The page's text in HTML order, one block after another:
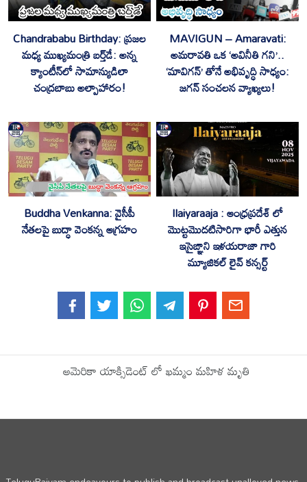
Chandrababu Birthday: ప్రజల
మధ్య ముఖ్యమంత్రి బర్త్‌డే: అన్న
క్యాంటీన్‌లో సామాన్యుడిలా
చంద్రబాబు అల్పాహారం!
MAVIGUN – Amaravati:
అమరావతి ఒక ‘అవినీతి గని’..
‘మావిగన్’ తోనే అభివృద్ధి సాధ్యం:
జగన్ సంచలన వ్యాఖ్యలు!
Buddha Venkanna: వైసీపీ
నేతలపై బుద్ధా వెంకన్న ఆగ్రహం
Ilaiyaraaja : ఆంధ్రప్రదేశ్ లో
మొట్టమొదటిసారిగా భారీ ఎత్తున
ఇసైఙ్ఞాని ఇళయరాజా గారి
మ్యూజికల్ లైవ్ కన్సర్ట్
అమెరికా యాక్సిడెంట్ లో ఖమ్మం మహిళ మృతి